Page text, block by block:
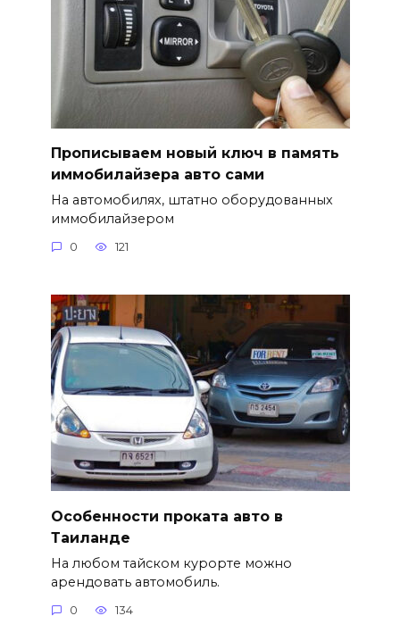
Прописываем новый ключ в память
иммобилайзера авто сами
На автомобилях, штатно оборудованных
иммобилайзером
0 121
Особенности проката авто в
Таиланде
На любом тайском курорте можно
арендовать автомобиль.
0 134